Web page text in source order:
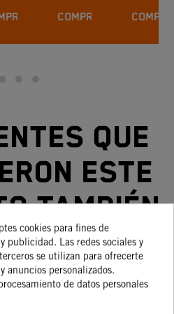
COMPRAR
que
este
también
cookies para fines de
publicidad. Las redes sociales y
se utilizan para ofrecerte
anuncios personalizados.
de datos personales